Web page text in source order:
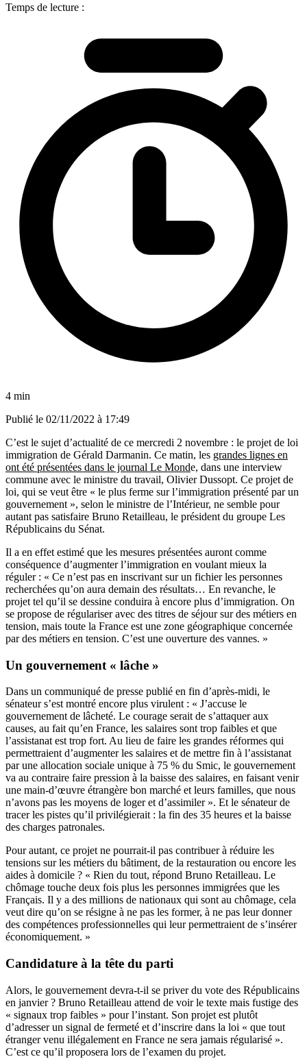
Temps de lecture :
4 min
Publié le 02/11/2022 à 17:49
C’est le sujet d’actualité de ce mercredi 2 novembre : le projet de loi
immigration de Gérald Darmanin. Ce matin, les grandes lignes en
ont été présentées dans le journal Le Monde, dans une interview
commune avec le ministre du travail, Olivier Dussopt. Ce projet de
loi, qui se veut être « le plus ferme sur l’immigration présenté par un
gouvernement », selon le ministre de l’Intérieur, ne semble pour
autant pas satisfaire Bruno Retailleau, le président du groupe Les
Républicains du Sénat.
Il a en effet estimé que les mesures présentées auront comme
conséquence d’augmenter l’immigration en voulant mieux la
réguler : « Ce n’est pas en inscrivant sur un fichier les personnes
recherchées qu’on aura demain des résultats… En revanche, le
projet tel qu’il se dessine conduira à encore plus d’immigration. On
se propose de régulariser avec des titres de séjour sur des métiers en
tension, mais toute la France est une zone géographique concernée
par des métiers en tension. C’est une ouverture des vannes. »
Un gouvernement « lâche »
Dans un communiqué de presse publié en fin d’après-midi, le
sénateur s’est montré encore plus virulent : « J’accuse le
gouvernement de lâcheté. Le courage serait de s’attaquer aux
causes, au fait qu’en France, les salaires sont trop faibles et que
l’assistanat est trop fort. Au lieu de faire les grandes réformes qui
permettraient d’augmenter les salaires et de mettre fin à l’assistanat
par une allocation sociale unique à 75 % du Smic, le gouvernement
va au contraire faire pression à la baisse des salaires, en faisant venir
une main-d’œuvre étrangère bon marché et leurs familles, que nous
n’avons pas les moyens de loger et d’assimiler ». Et le sénateur de
tracer les pistes qu’il privilégierait : la fin des 35 heures et la baisse
des charges patronales.
Pour autant, ce projet ne pourrait-il pas contribuer à réduire les
tensions sur les métiers du bâtiment, de la restauration ou encore les
aides à domicile ? « Rien du tout, répond Bruno Retailleau. Le
chômage touche deux fois plus les personnes immigrées que les
Français. Il y a des millions de nationaux qui sont au chômage, cela
veut dire qu’on se résigne à ne pas les former, à ne pas leur donner
des compétences professionnelles qui leur permettraient de s’insérer
économiquement. »
Candidature à la tête du parti
Alors, le gouvernement devra-t-il se priver du vote des Républicains
en janvier ? Bruno Retailleau attend de voir le texte mais fustige des
« signaux trop faibles » pour l’instant. Son projet est plutôt
d’adresser un signal de fermeté et d’inscrire dans la loi « que tout
étranger venu illégalement en France ne sera jamais régularisé ».
C’est ce qu’il proposera lors de l’examen du projet.